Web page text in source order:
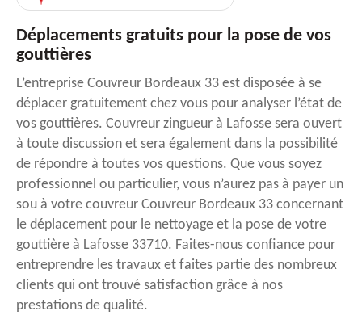
Déplacements gratuits pour la pose de vos
gouttières
L’entreprise Couvreur Bordeaux 33 est disposée à se
déplacer gratuitement chez vous pour analyser l’état de
vos gouttières. Couvreur zingueur à Lafosse sera ouvert
à toute discussion et sera également dans la possibilité
de répondre à toutes vos questions. Que vous soyez
professionnel ou particulier, vous n’aurez pas à payer un
sou à votre couvreur Couvreur Bordeaux 33 concernant
le déplacement pour le nettoyage et la pose de votre
gouttière à Lafosse 33710. Faites-nous confiance pour
entreprendre les travaux et faites partie des nombreux
clients qui ont trouvé satisfaction grâce à nos
prestations de qualité.